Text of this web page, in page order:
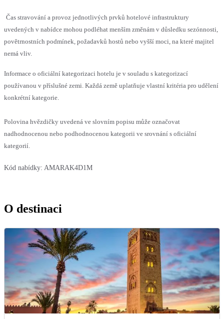
Čas stravování a provoz jednotlivých prvků hotelové infrastruktury
uvedených v nabídce mohou podléhat menším změnám v důsledku sezónnosti,
povětrnostních podmínek, požadavků hostů nebo vyšší moci, na které majitel
nemá vliv.
Informace o oficiální kategorizaci hotelu je v souladu s kategorizací
používanou v příslušné zemi. Každá země uplatňuje vlastní kritéria pro udělení
konkrétní kategorie.
Polovina hvězdičky uvedená ve slovním popisu může označovat
nadhodnocenou nebo podhodnocenou kategorii ve srovnání s oficiální
kategorií.
Kód nabídky: AMARAK4D1M
O destinaci